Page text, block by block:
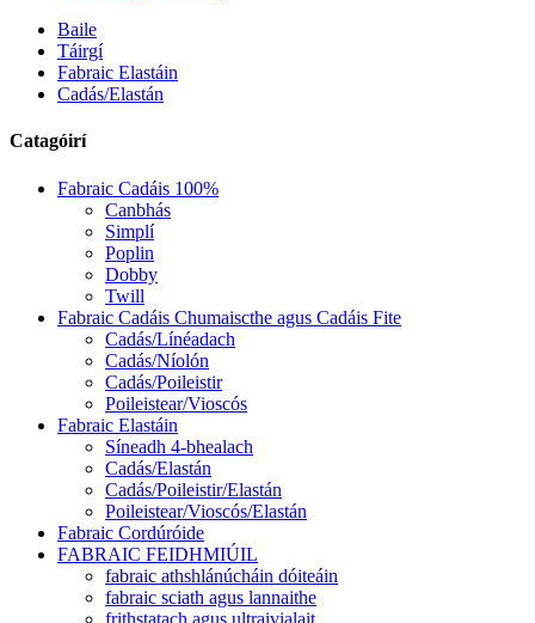
Baile
Táirgí
Fabraic Elastáin
Cadás/Elastán
Catagóirí
Fabraic Cadáis 100%
Canbhás
Simplí
Poplin
Dobby
Twill
Fabraic Cadáis Chumaiscthe agus Cadáis Fite
Cadás/Línéadach
Cadás/Níolón
Cadás/Poileistir
Poileistear/Vioscós
Fabraic Elastáin
Síneadh 4-bhealach
Cadás/Elastán
Cadás/Poileistir/Elastán
Poileistear/Vioscós/Elastán
Fabraic Cordúróide
FABRAIC FEIDHMIÚIL
fabraic athshlánúcháin dóiteáin
fabraic sciath agus lannaithe
frithstatach agus ultraivialait